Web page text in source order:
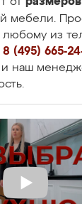
мебели.
любому из
8 (495) 665-
и наш